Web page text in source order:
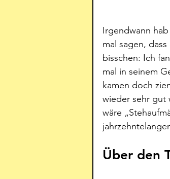
Irgendwann
mal sagen,
bisschen: Ich
mal in seinem
kamen doch
wieder sehr gut
wäre
Über den